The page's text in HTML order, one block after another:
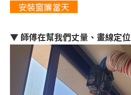
安裝窗簾當天
▼ 師傅在幫我們丈量、畫線定位